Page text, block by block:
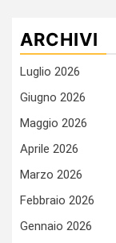
ARCHIVI
Luglio 2026
Giugno 2026
Maggio 2026
Aprile 2026
Marzo 2026
Febbraio 2026
Gennaio 2026